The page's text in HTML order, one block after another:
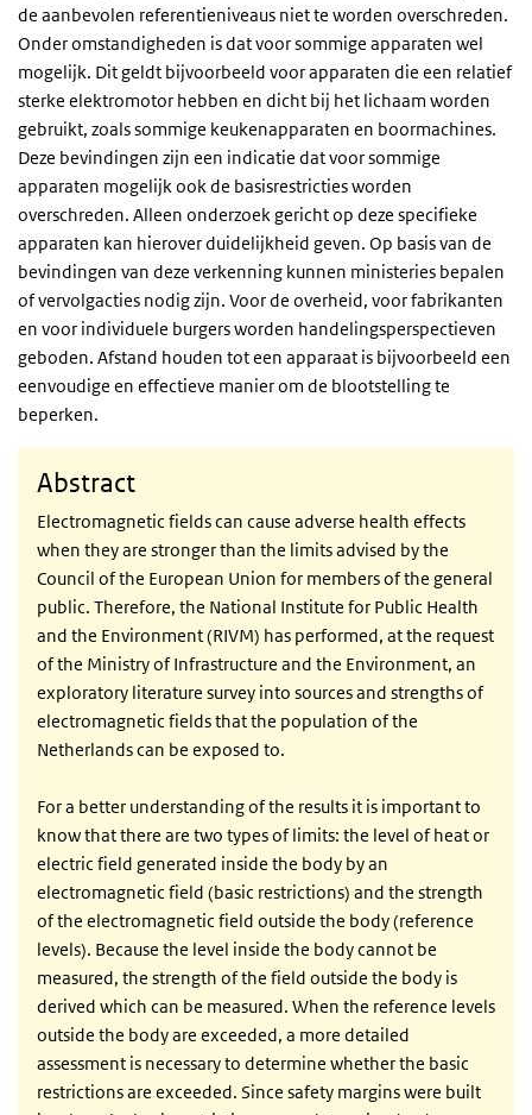
de aanbevolen referentieniveaus niet te worden overschreden.
Onder omstandigheden is dat voor sommige apparaten wel
mogelijk. Dit geldt bijvoorbeeld voor apparaten die een relatief
sterke elektromotor hebben en dicht bij het lichaam worden
gebruikt, zoals sommige keukenapparaten en boormachines.
Deze bevindingen zijn een indicatie dat voor sommige
apparaten mogelijk ook de basisrestricties worden
overschreden. Alleen onderzoek gericht op deze specifieke
apparaten kan hierover duidelijkheid geven. Op basis van de
bevindingen van deze verkenning kunnen ministeries bepalen
of vervolgacties nodig zijn. Voor de overheid, voor fabrikanten
en voor individuele burgers worden handelingsperspectieven
geboden. Afstand houden tot een apparaat is bijvoorbeeld een
eenvoudige en effectieve manier om de blootstelling te
beperken.
Abstract
Electromagnetic fields can cause adverse health effects
when they are stronger than the limits advised by the
Council of the European Union for members of the general
public. Therefore, the National Institute for Public Health
and the Environment (RIVM) has performed, at the request
of the Ministry of Infrastructure and the Environment, an
exploratory literature survey into sources and strengths of
electromagnetic fields that the population of the
Netherlands can be exposed to.
For a better understanding of the results it is important to
know that there are two types of limits: the level of heat or
electric field generated inside the body by an
electromagnetic field (basic restrictions) and the strength
of the electromagnetic field outside the body (reference
levels). Because the level inside the body cannot be
measured, the strength of the field outside the body is
derived which can be measured. When the reference levels
outside the body are exceeded, a more detailed
assessment is necessary to determine whether the basic
restrictions are exceeded. Since safety margins were built